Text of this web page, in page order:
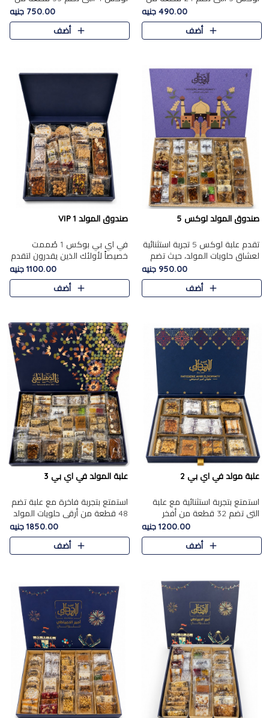
أشهر حلويات المولد الشرقية
المختارة بعناية. تحتوي التشكيلة
على الجزرية بالفول، والملب..
490.00 جنيه
أضف
تشكيلة فاخرة ومتنوعة من أشهر
الأصناف الشرقية. تحتوي العلبة على
الجزرية بالفول،..
750.00 جنيه
أضف
صندوق المولد لوكس 5
تقدم علبة لوكس 5 تجربة استثنائية
لعشاق حلويات المولد، حيث تضم
42 قطعة من تشكيلة فاخرة تجمع
بين أشهر الأصناف التقليدية وأصناف
مميزة مختارة بع..
950.00 جنيه
أضف
صندوق المولد VIP 1
في اي بي بوكس 1 صُممت
خصيصاً لأولئك الذين يقدرون لتقدم
تجربة استثنائية بوكس تجمع بين
أفخر حلويات المولد المصري مع
تشكيلة مختارة من الأصناف ..
1100.00 جنيه
أضف
علبة مولد في اي بي 2
استمتع بتجربة استثنائية مع علبة
التي تضم 32 قطعة من أفخر
حلويات المولد الشرقية، في تشكيلة
تجمع بين الأصالة والاختيارات
الفاخرة. تحتوي العلبة..
1200.00 جنيه
أضف
علبة المولد في اي بي 3
استمتع بتجربة فاخرة مع علبة تضم
48 قطعة من أرقى حلويات المولد
الشرقية، في تشكيلة تجمع بين
الأصناف التقليدية الفاخرة والاختيارات
1850.00 جنيه
أضف